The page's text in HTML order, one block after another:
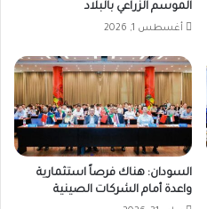
الموسم الزراعي بالبلاد
أغسطس 1, 2026
السودان: هناك فرصاً استثمارية
واعدة أمام الشركات الصينية